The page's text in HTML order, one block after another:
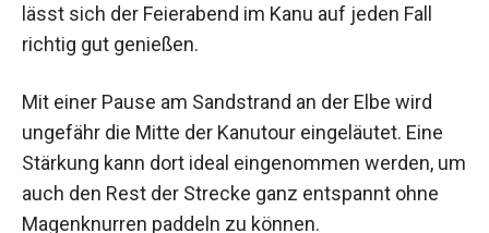
lässt sich der Feierabend im Kanu auf jeden Fall
richtig gut genießen.
Mit einer Pause am Sandstrand an der Elbe wird
ungefähr die Mitte der Kanutour eingeläutet. Eine
Stärkung kann dort ideal eingenommen werden, um
auch den Rest der Strecke ganz entspannt ohne
Magenknurren paddeln zu können.